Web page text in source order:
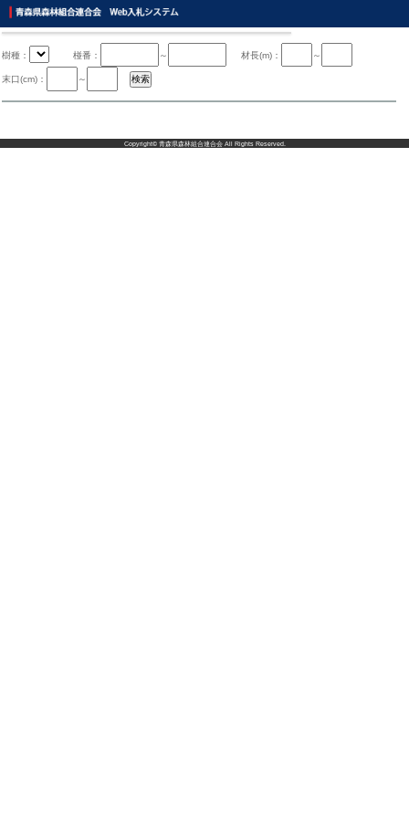
樹種： 椪番： ～ 材長(m)： ～
末口(cm)： ～
Copyright© 青森県森林組合連合会All Rights Reserved.